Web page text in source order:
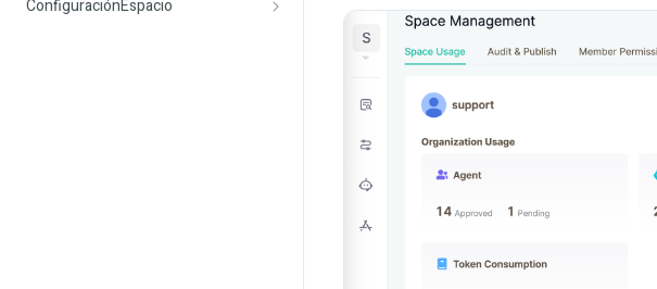
ConfiguraciónEspacio